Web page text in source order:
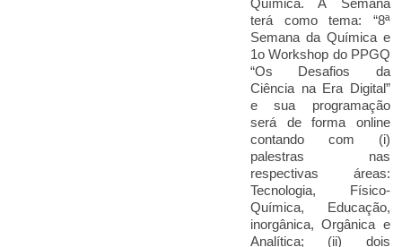
terá como tema: “8ª
Semana da Química e
1o Workshop do PPGQ
“Os Desafios da
Ciência na Era Digital”
e sua programação
será de forma online
contando com (i)
palestras nas
respectivas áreas:
Tecnologia, Físico-
Química, Educação,
inorgânica, Orgânica e
Analítica; (ii) dois